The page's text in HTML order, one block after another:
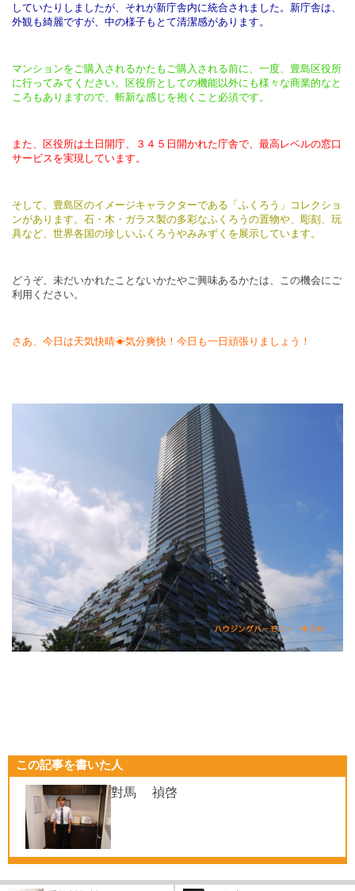
していたりしましたが、それが新庁舎内に統合されました。新庁舎は、
外観も綺麗ですが、中の様子もとて清潔感があります。
マンションをご購入されるかたもご購入される前に、一度、豊島区役所
に行ってみてください。区役所としての機能以外にも様々な商業的なと
ころもありますので、斬新な感じを抱くこと必須です。
また、区役所は土日開庁、３４５日開かれた庁舎で、最高レベルの窓口
サービスを実現しています。
そして、豊島区のイメージキャラクターである「ふくろう」コレクショ
ンがあります。石・木・ガラス製の多彩なふくろうの置物や、彫刻、玩
具など、世界各国の珍しいふくろうやみみずくを展示しています。
どうぞ、未だいかれたことないかたやご興味あるかたは、この機会にご
利用ください。
さあ、今日は天気快晴☀気分爽快！今日も一日頑張りましょう！
この記事を書いた人
對馬 禎啓